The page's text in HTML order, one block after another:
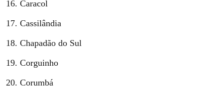
Caracol
Cassilândia
Chapadão do Sul
Corguinho
Corumbá